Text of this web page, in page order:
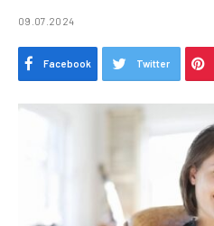
09.07.2024
Facebook Twitter